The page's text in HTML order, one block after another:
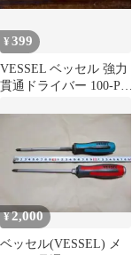
¥399
VESSEL ベッセル 強力
貫通ドライバー 100-P.1
¥2,000
ベッセル(VESSEL) メ